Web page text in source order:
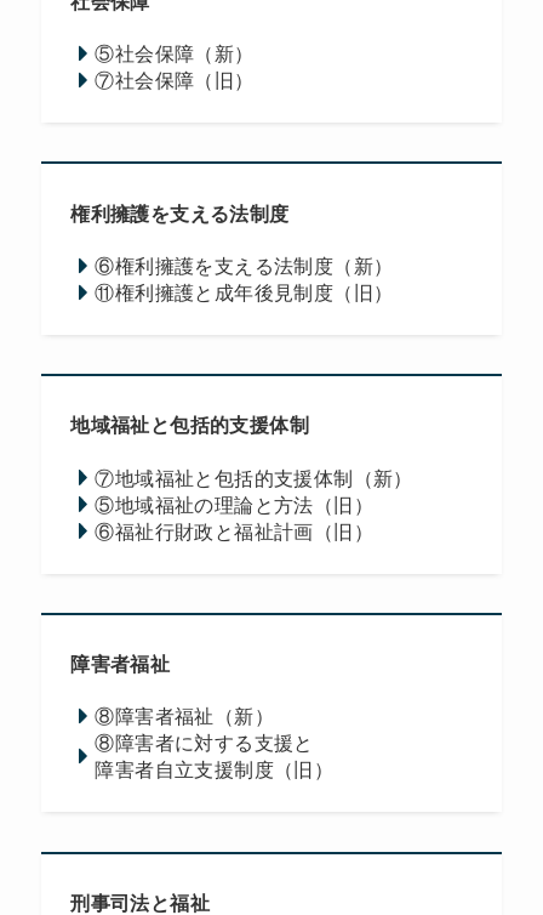
⑤社会保障（新）
⑦社会保障（旧）
権利擁護を支える法制度
⑥権利擁護を支える法制度（新）
⑪権利擁護と成年後見制度（旧）
地域福祉と包括的支援体制
⑦地域福祉と包括的支援体制（新）
⑤地域福祉の理論と方法（旧）
⑥福祉行財政と福祉計画（旧）
障害者福祉
⑧障害者福祉（新）
⑧障害者に対する支援と
障害者自立支援制度（旧）
刑事司法と福祉